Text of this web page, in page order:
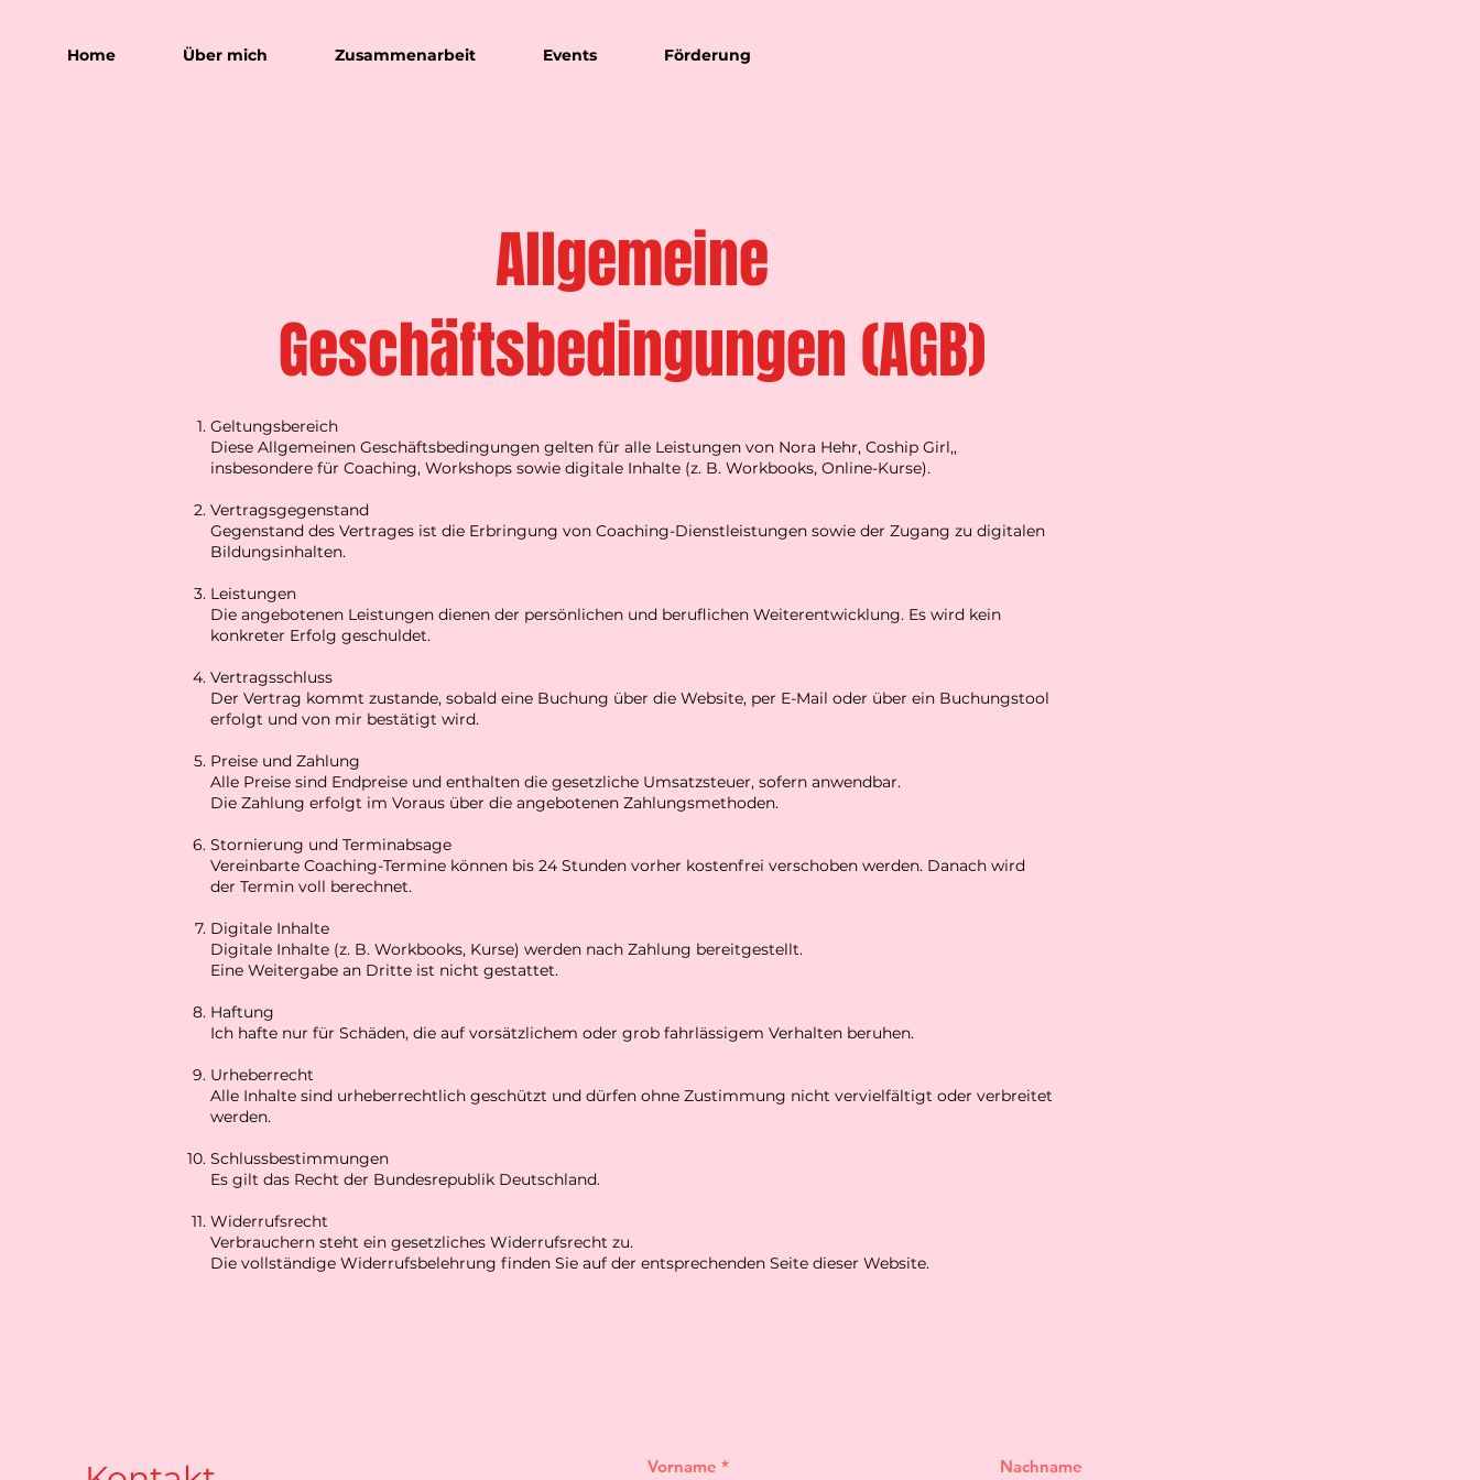
Home Über mich Zusammenarbeit Events Förderung
Allgemeine
Geschäftsbedingungen (AGB)
Geltungsbereich
Diese Allgemeinen Geschäftsbedingungen gelten für alle Leistungen von Nora Hehr, Coship Girl,,
insbesondere für Coaching, Workshops sowie digitale Inhalte (z. B. Workbooks, Online-Kurse).
Vertragsgegenstand
Gegenstand des Vertrages ist die Erbringung von Coaching-Dienstleistungen sowie der Zugang zu digitalen
Bildungsinhalten.
Leistungen
Die angebotenen Leistungen dienen der persönlichen und beruflichen Weiterentwicklung. Es wird kein
konkreter Erfolg geschuldet.
Vertragsschluss
Der Vertrag kommt zustande, sobald eine Buchung über die Website, per E-Mail oder über ein Buchungstool
erfolgt und von mir bestätigt wird.
Preise und Zahlung
Alle Preise sind Endpreise und enthalten die gesetzliche Umsatzsteuer, sofern anwendbar.
Die Zahlung erfolgt im Voraus über die angebotenen Zahlungsmethoden.
Stornierung und Terminabsage
Vereinbarte Coaching-Termine können bis 24 Stunden vorher kostenfrei verschoben werden. Danach wird
der Termin voll berechnet.
Digitale Inhalte
Digitale Inhalte (z. B. Workbooks, Kurse) werden nach Zahlung bereitgestellt.
Eine Weitergabe an Dritte ist nicht gestattet.
Haftung
Ich hafte nur für Schäden, die auf vorsätzlichem oder grob fahrlässigem Verhalten beruhen.
Urheberrecht
Alle Inhalte sind urheberrechtlich geschützt und dürfen ohne Zustimmung nicht vervielfältigt oder verbreitet
werden.
Schlussbestimmungen
Es gilt das Recht der Bundesrepublik Deutschland.
Widerrufsrecht
Verbrauchern steht ein gesetzliches Widerrufsrecht zu.
Die vollständige Widerrufsbelehrung finden Sie auf der entsprechenden Seite dieser Website.
Vorname Nachname